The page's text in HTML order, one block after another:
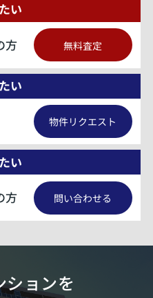
い
方 無料査定
い
物件リクエスト
い
方 問い合わせる
ションを